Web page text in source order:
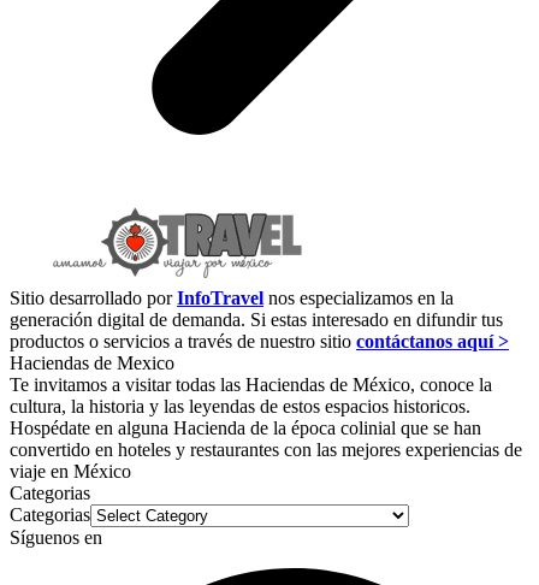
Sitio desarrollado porInfoTravel nos especializamos en la
generación digital de demanda. Si estas interesado en difundir tus
productos o servicios a través de nuestro sitio contáctanos aquí >
Haciendas de Mexico
Te invitamos a visitar todas las Haciendas de México, conoce la
cultura, la historia y las leyendas de estos espacios historicos.
Hospédate en alguna Hacienda de la época colinial que se han
convertido en hoteles y restaurantes con las mejores experiencias de
viaje en México
Categorias
Categorias
Síguenos en